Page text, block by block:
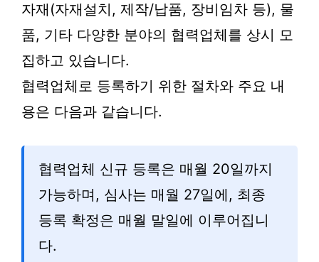
자재(자재설치, 제작/납품, 장비임차 등), 물
품, 기타 다양한 분야의 협력업체를 상시 모
집하고 있습니다.
협력업체로 등록하기 위한 절차와 주요 내
용은 다음과 같습니다.
협력업체 신규 등록은 매월 20일까지
가능하며, 심사는 매월 27일에, 최종
등록 확정은 매월 말일에 이루어집니
다.